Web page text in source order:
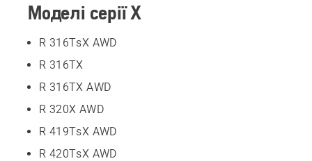
Моделі серії X
R 316TsX AWD
R 316TX
R 316TX AWD
R 320X AWD
R 419TsX AWD
R 420TsX AWD